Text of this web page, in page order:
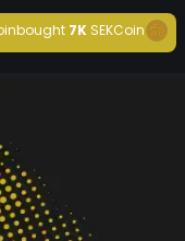
bought7K SEKCoin